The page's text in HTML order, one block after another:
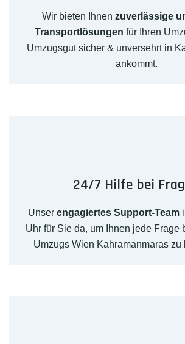
Wir bieten Ihnen zuverlässige
Transportlösungen für Ihren
Umzugsgut sicher & unversehrt in
ankommt.
24/7 Hilfe bei
Unser engagiertes Support-Team
Uhr für Sie da, um Ihnen jede Frage
Umzugs Wien Kahramanmaras zu